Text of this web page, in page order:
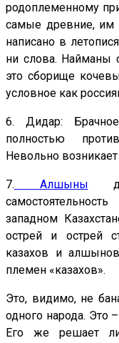
родоплеменному
самые древние, им
написано в
ни слова. Найманы
это сборище
условное как
6. Дидар:
полностью
Невольно
7. Алшыны
западном
острей и острей
казахов и
племен «казахов».
Это, видимо, не
одного народа. Это
Его же решает